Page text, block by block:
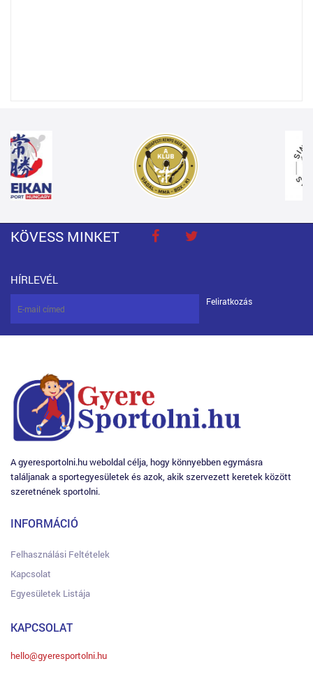
KÖVESS MINKET
HÍRLEVÉL
Feliratkozás
A gyeresportolni.hu weboldal célja, hogy könnyebben egymásra
találjanak a sportegyesületek és azok, akik szervezett keretek között
szeretnének sportolni.
INFORMÁCIÓ
Felhasználási Feltételek
Kapcsolat
Egyesületek Listája
KAPCSOLAT
hello@gyeresportolni.hu